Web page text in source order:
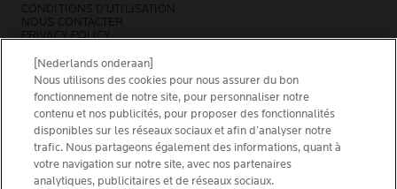
CONDITIONS D’UTILISATION
NOUS CONTACTER
PRIVACY POLICY
COOKIES POLICY
NEWSLETTER
FOUNDATION LA ROCHE-POSAY
CHOISIS TON PAYS
[Nederlands onderaan]
Nous utilisons des cookies pour nous assurer du bon
fonctionnement de notre site, pour personnaliser notre
contenu et nos publicités, pour proposer des fonctionnalités
disponibles sur les réseaux sociaux et afin d’analyser notre
trafic. Nous partageons également des informations, quant à
votre navigation sur notre site, avec nos partenaires
analytiques, publicitaires et de réseaux sociaux.